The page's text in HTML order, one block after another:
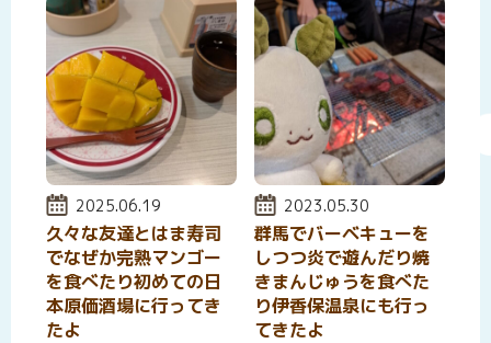
投稿日:
2025.06.19
久々な友達とはま寿司
でなぜか完熟マンゴー
を食べたり初めての日
本原価酒場に行ってき
たよ
投稿日:
2023.05.30
群馬でバーベキューを
しつつ炎で遊んだり焼
きまんじゅうを食べた
り伊香保温泉にも行っ
てきたよ